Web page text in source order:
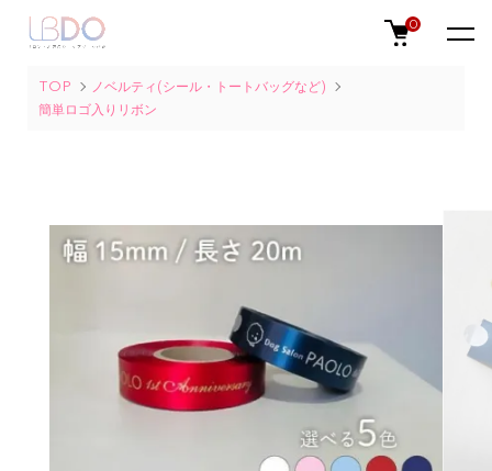
0
TOP
ノベルティ(シール・トートバッグなど)
簡単ロゴ入りリボン